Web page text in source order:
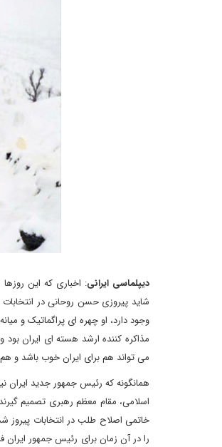
دیپلماسی ایرانی: اخباری که این
شاید پیروزی حسن روحانی در
وجود دارد، او چهره ای پراگماتیک و
مذاکره کننده ارشد هسته ای ایران
می تواند هم برای ایران خوب باشد و
همانگونه که رئیس جمهور جدید
خاتمی اصلاح طلب در انتخابات پیروز
را در آن زمان برای رئیس جمهور ایران